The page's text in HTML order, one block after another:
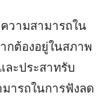
วามสามารถใน
กต้องอยู่ในสภาพ
ละประสาทรับ
มารถในการฟังลด